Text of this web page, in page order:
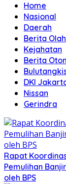
Home
Nasional
Daerah
Berita
Kejahatan
Berita
DKI
Nissan
Gerindra
Rapat
Pemulihan
oleh BPS